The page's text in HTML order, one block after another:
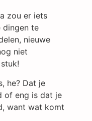
zou er iets
dingen te
nieuwe
niet
he? Dat je
of eng is dat je
want wat komt